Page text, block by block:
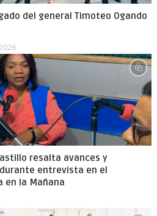
del general Timoteo Ogando
resalta avances y
entrevista en el
en la Mañana